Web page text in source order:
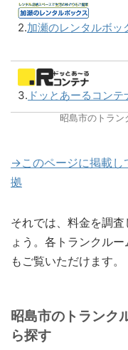
2.加瀬のレンタルボッ
3. ドッとあーるコンテ
昭島市のトラン
→このページに掲載し
拠
それでは、料金を調
ょう。各トランクル
もご覧いただけます。
昭島市のトランク
ら探す